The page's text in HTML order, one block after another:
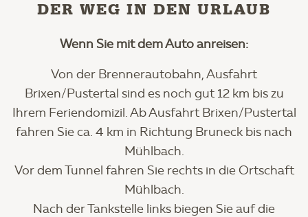
DER WEG IN DEN URLAUB
Wenn Sie mit dem Auto anreisen:
Von der Brennerautobahn, Ausfahrt
Brixen/Pustertal sind es noch gut 12 km bis zu
Ihrem Feriendomizil. Ab Ausfahrt Brixen/Pustertal
fahren Sie ca. 4 km in Richtung Bruneck bis nach
Mühlbach.
Vor dem Tunnel fahren Sie rechts in die Ortschaft
Mühlbach.
Nach der Tankstelle links biegen Sie auf die